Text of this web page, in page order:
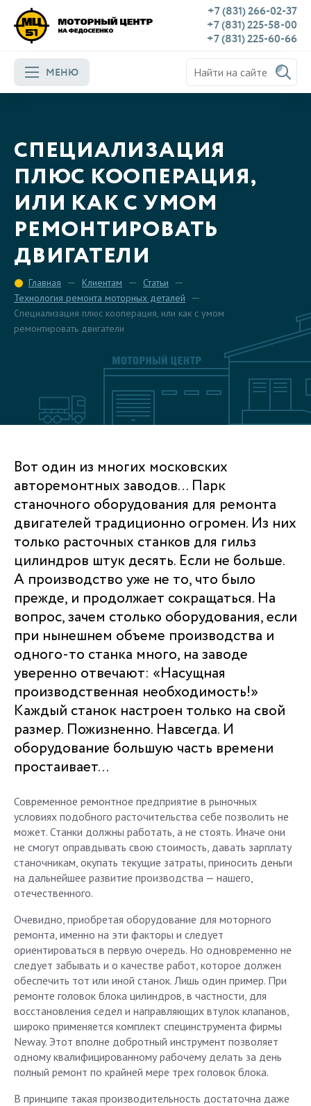
+7 (831) 266-02-37
+7 (831) 225-58-00
+7 (831) 225-60-66
МЕНЮ
СПЕЦИАЛИЗАЦИЯ
ПЛЮС КООПЕРАЦИЯ,
ИЛИ КАК С УМОМ
РЕМОНТИРОВАТЬ
ДВИГАТЕЛИ
Главная Клиентам
Статьи
Технология ремонта моторных деталей
Специализация плюс кооперация, или как с умом
ремонтировать двигатели
Вот один из многих московских
авторемонтных заводов… Парк
станочного оборудования для ремонта
двигателей традиционно огромен. Из них
только расточных станков для гильз
цилиндров штук десять. Если не больше.
А производство уже не то, что было
прежде, и продолжает сокращаться. На
вопрос, зачем столько оборудования, если
при нынешнем объеме производства и
одного-то станка много, на заводе
уверенно отвечают: «Насущная
производственная необходимость!»
Каждый станок настроен только на свой
размер. Пожизненно. Навсегда. И
оборудование большую часть времени
простаивает…
Современное ремонтное предприятие в рыночных
условиях подобного расточительства себе позволить не
может. Станки должны работать, а не стоять. Иначе они
не смогут оправдывать свою стоимость, давать зарплату
станочникам, окупать текущие затраты, приносить деньги
на дальнейшее развитие производства — нашего,
отечественного.
Очевидно, приобретая оборудование для моторного
ремонта, именно на эти факторы и следует
ориентироваться в первую очередь. Но одновременно не
следует забывать и о качестве работ, которое должен
обеспечить тот или иной станок. Лишь один пример. При
ремонте головок блока цилиндров, в частности, для
восстановления седел и направляющих втулок клапанов,
широко применяется комплект специнструмента фирмы
Neway. Этот вполне добротный инструмент позволяет
одному квалифицированному рабочему делать за день
полный ремонт по крайней мере трех головок блока.
В принципе такая производительность достаточна даже